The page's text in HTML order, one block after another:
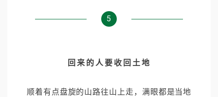
5
回来的人要收回土地
顺着有点盘旋的山路往山上走，满眼都是当地